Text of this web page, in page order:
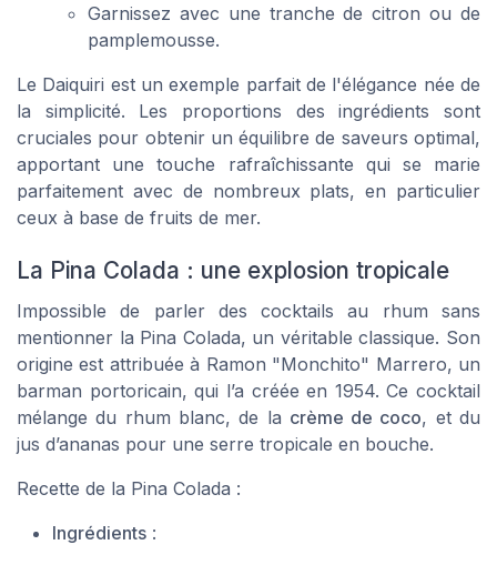
Garnissez avec une tranche de citron ou de
pamplemousse.
Le Daiquiri est un exemple parfait de l'élégance née de
la simplicité. Les proportions des ingrédients sont
cruciales pour obtenir un équilibre de saveurs optimal,
apportant une touche rafraîchissante qui se marie
parfaitement avec de nombreux plats, en particulier
ceux à base de fruits de mer.
La Pina Colada : une explosion tropicale
Impossible de parler des cocktails au rhum sans
mentionner la Pina Colada, un véritable classique. Son
origine est attribuée à Ramon "Monchito" Marrero, un
barman portoricain, qui l’a créée en 1954. Ce cocktail
mélange du rhum blanc, de la crème de coco, et du
jus d’ananas pour une serre tropicale en bouche.
Recette de la Pina Colada :
Ingrédients :